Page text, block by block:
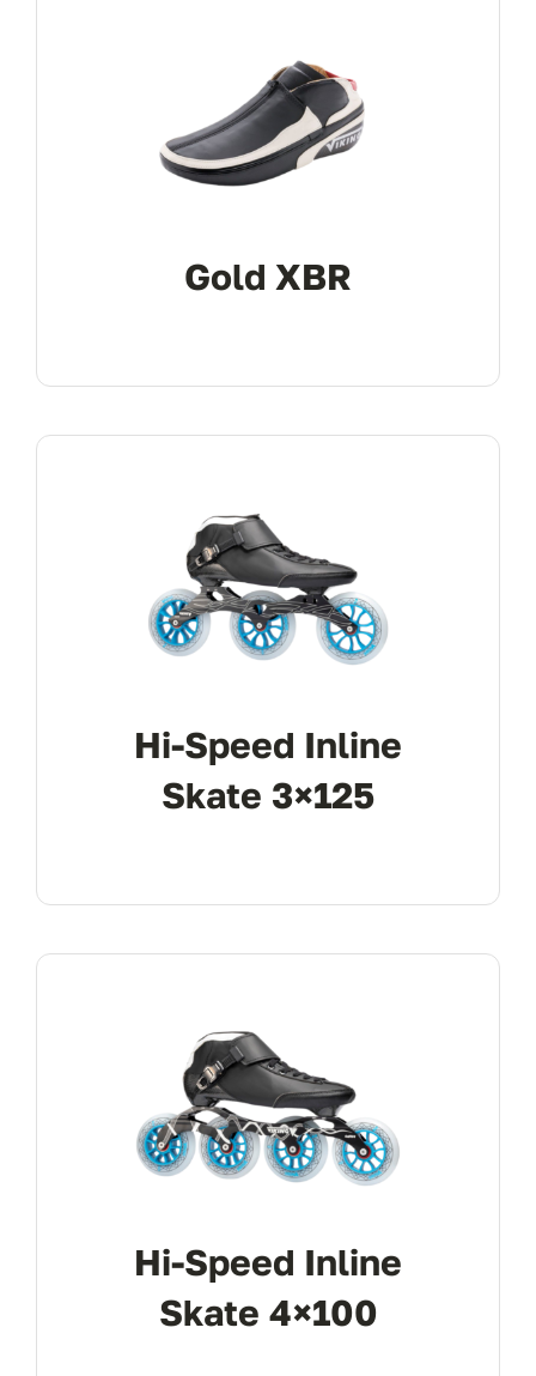
Gold XBR
Hi-Speed Inline
Skate 3×125
Hi-Speed Inline
Skate 4×100